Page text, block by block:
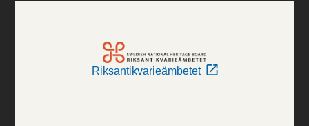
Riksantikvarieämbetet